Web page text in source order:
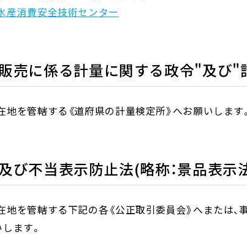
産消費安全技術センター
売に係る計量に関する政令"及び"
を管轄する《道府県の計量検定所》へお願いします。
び不当表示防止法(略称：景品表示
を管轄する下記の各《公正取引委員会》へまたは
ます。